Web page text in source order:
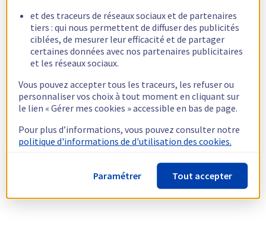
et des traceurs de réseaux sociaux et de partenaires
tiers : qui nous permettent de diffuser des publicités
ciblées, de mesurer leur efficacité et de partager
certaines données avec nos partenaires publicitaires
et les réseaux sociaux.
Vous pouvez accepter tous les traceurs, les refuser ou
personnaliser vos choix à tout moment en cliquant sur
le lien « Gérer mes cookies » accessible en bas de page.
Pour plus d’informations, vous pouvez consulter notre
politique d'informations de d'utilisation des cookies.
Paramétrer Tout accepter